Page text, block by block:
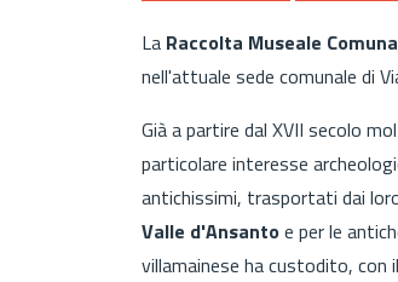
La Raccolta Museale
nell'attuale sede comunale di
Già a partire dal XVII secolo
particolare interesse
antichissimi, trasportati dai
Valle d'Ansantoe per le
villamainese ha custodito, con